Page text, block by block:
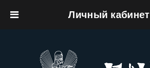
Личный кабинет